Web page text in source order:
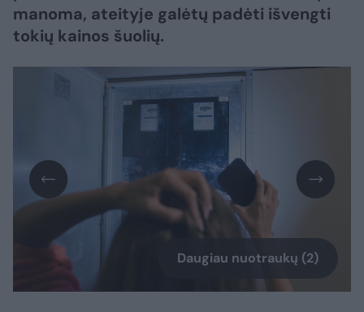
manoma, ateityje galėtų padėti išvengti
tokių kainos šuolių.
Daugiau nuotraukų (2)